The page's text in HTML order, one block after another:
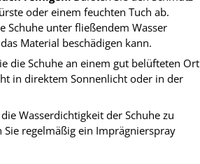
oder einem feuchten Tuch ab.
Schuhe unter fließendem Wasser
Material beschädigen kann.
die Schuhe an einem gut belüfteten Ort
in direktem Sonnenlicht oder in der
Wasserdichtigkeit der Schuhe zu
regelmäßig ein Imprägnierspray